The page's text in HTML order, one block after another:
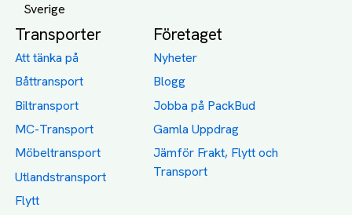
Transporter
Att tänka på
Båttransport
Biltransport
MC-Transport
Möbeltransport
Utlandstransport
Flytt
Företaget
Nyheter
Blogg
Jobba på PackBud
Gamla Uppdrag
Jämför Frakt, Flytt och
Transport